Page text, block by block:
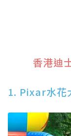
香港迪
1. Pixar水花